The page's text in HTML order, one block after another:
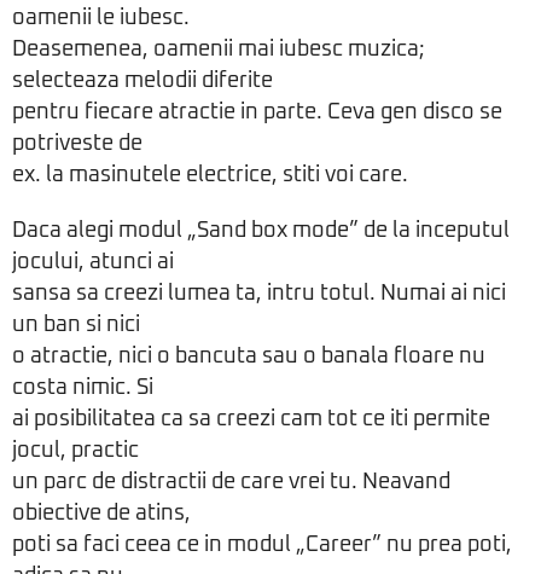
oamenii le iubesc.
Deasemenea, oamenii mai iubesc muzica;
selecteaza melodii diferite
pentru fiecare atractie in parte. Ceva gen disco se
potriveste de
ex. la masinutele electrice, stiti voi care.
Daca alegi modul „Sand box mode” de la inceputul
jocului, atunci ai
sansa sa creezi lumea ta, intru totul. Numai ai nici
un ban si nici
o atractie, nici o bancuta sau o banala floare nu
costa nimic. Si
ai posibilitatea ca sa creezi cam tot ce iti permite
jocul, practic
un parc de distractii de care vrei tu. Neavand
obiective de atins,
poti sa faci ceea ce in modul „Career” nu prea poti,